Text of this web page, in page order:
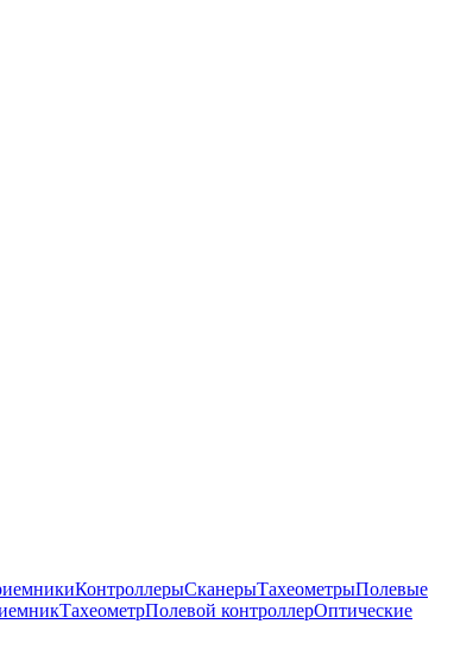
КонтроллерыСканерыТахеометрыПолевые
ТахеометрПолевой контроллерОптические